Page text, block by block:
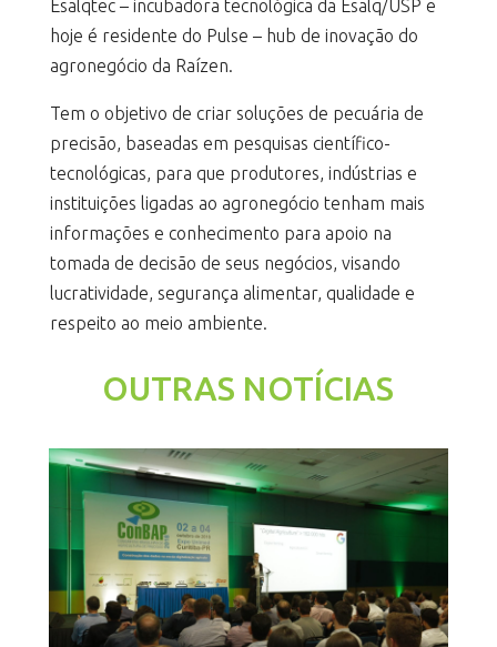
Esalqtec – incubadora tecnológica da Esalq/USP e
hoje é residente do Pulse – hub de inovação do
agronegócio da Raízen.
Tem o objetivo de criar soluções de pecuária de
precisão, baseadas em pesquisas científico-
tecnológicas, para que produtores, indústrias e
instituições ligadas ao agronegócio tenham mais
informações e conhecimento para apoio na
tomada de decisão de seus negócios, visando
lucratividade, segurança alimentar, qualidade e
respeito ao meio ambiente.
OUTRAS NOTÍCIAS